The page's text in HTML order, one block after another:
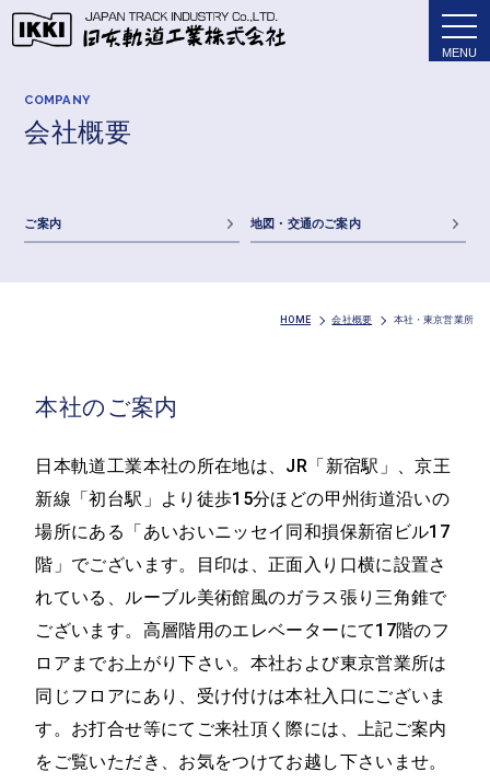
COMPANY
会社概要
ご案内 地図・交通のご案内
HOME 会社概要 本社・東京営業所
本社のご案内
日本軌道工業本社の所在地は、JR「新宿駅」、京王
新線「初台駅」より徒歩15分ほどの甲州街道沿いの
場所にある「あいおいニッセイ同和損保新宿ビル17
階」でございます。目印は、正面入り口横に設置さ
れている、ルーブル美術館風のガラス張り三角錐で
ございます。高層階用のエレベーターにて17階のフ
ロアまでお上がり下さい。本社および東京営業所は
同じフロアにあり、受け付けは本社入口にございま
す。お打合せ等にてご来社頂く際には、上記ご案内
をご覧いただき、お気をつけてお越し下さいませ。